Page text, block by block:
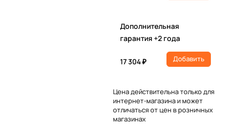
Дополнительная
гарантия +2 года
17 304 ₽ Добавить
Цена действительна только для
интернет-магазина и может
отличаться от цен в розничных
магазинах